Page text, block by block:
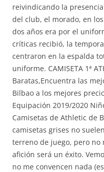
reivindicando la
del club, el morado, en
dos años era por el
críticas recibió, la
centraron en la espalda
uniforme. CAMISETA 1ª
Baratas,Encuentra las
Bilbao a los mejores
Equipación 2019/2020
Camisetas de Athletic de
camisetas grises no
terreno de juego, pero no
afición será un éxito.
no me convencen nada